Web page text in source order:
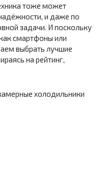
тоже может
и даже по
задачи. И поскольку
смартфоны или
выбрать лучшие
на рейтинг,
холодильники